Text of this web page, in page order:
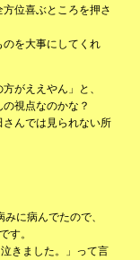
位喜ぶところを押さ
を大事にしてくれ
がええやん」と、
視点なのかな？
んでは見られない所
に病んでたので、
す。
きました。」って言